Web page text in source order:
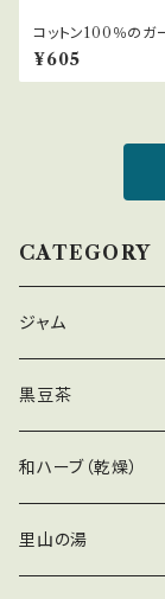
コットン100％のガ
¥605
CATEGORY
ジャム
黒豆茶
和ハーブ（乾燥）
里山の湯